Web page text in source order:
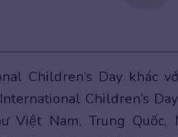
Children’s Day khác
Children’s
Việt Nam, Trung